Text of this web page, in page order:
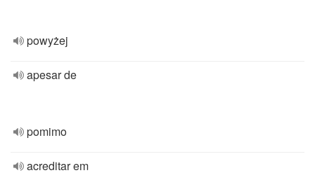
powyżej
apesar de
pomimo
acreditar em